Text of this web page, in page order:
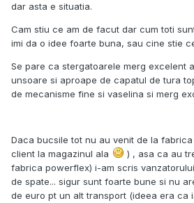
dar asta e situatia.
Cam stiu ce am de facut dar cum toti
imi da o idee foarte buna, sau cine stie
Se pare ca stergatoarele merg excelent
unsoare si aproape de capatul de tura
de mecanisme fine si vaselina si merg
Daca bucsile tot nu au venit de la
client la magazinul ala
) , asa ca au
fabrica powerflex) i-am scris
de spate... sigur sunt foarte bune si nu
de euro pt un alt transport (ideea era ca